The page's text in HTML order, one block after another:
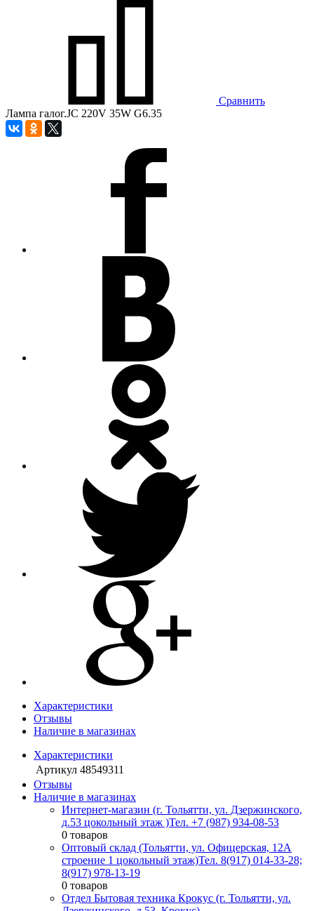
Сравнить
Лампа галог.JC 220V 35W G6.35
Характеристики
Отзывы
Наличие в магазинах
Характеристики
Артикул 48549311
Отзывы
Наличие в магазинах
Интернет-магазин (г. Тольятти, ул. Дзержинского,
д.53 цокольный этаж )Тел. +7 (987) 934-08-53
0 товаров
Оптовый склад (Тольятти, ул. Офицерская, 12А
строение 1 цокольный этаж)Тел. 8(917) 014-33-28;
8(917) 978-13-19
0 товаров
Отдел Бытовая техника Крокус (г. Тольятти, ул.